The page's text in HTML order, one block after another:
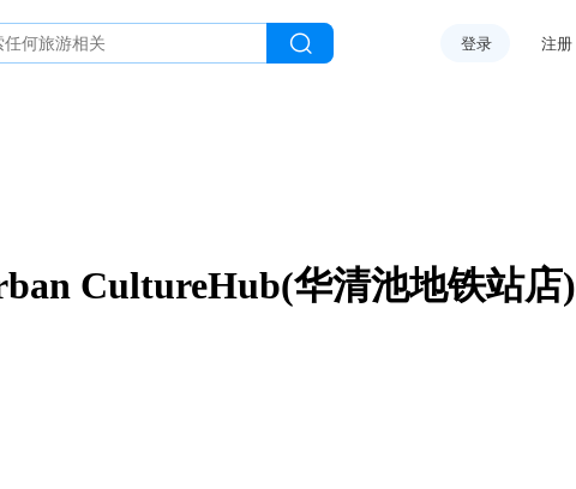
登录 注册
CultureHub(华清池地铁站店)